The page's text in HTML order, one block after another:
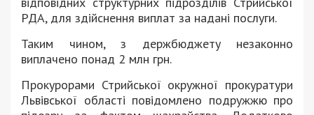
РДА, для здійснення виплат за надані послуги.
Таким чином, з держбюджету незаконно
виплачено понад 2 млн грн.
Прокурорами Стрийської окружної прокуратури
Львівської області повідомлено подружжю про